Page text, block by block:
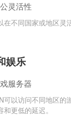
灵活性
在不同国家或地区灵
娱乐
服务器
可以访问不同地区的
和更低的延迟。